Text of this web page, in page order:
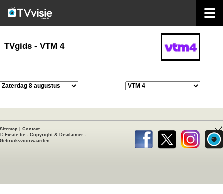
TVgids
TVgids - VTM 4
Sitemap
Contact
© Exsite.be - Copyright & Disclaimer -
Gebruiksvoorwaarden